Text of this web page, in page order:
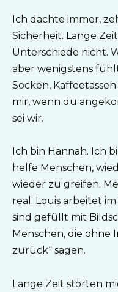
Ich dachte immer,
Sicherheit. Lange
Unterschiede nicht.
aber wenigstens
Socken,
mir, wenn du
sei wir.
Ich bin Hannah. Ich
helfe Menschen,
wieder zu greifen.
real. Louis arbeitet
sind gefüllt mit
Menschen, die ohne
zurück“ sagen.
Lange Zeit störten